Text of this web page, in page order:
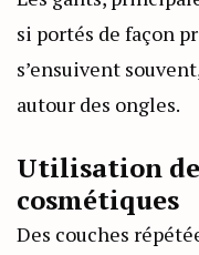
si portés de façon
s’ensuivent
autour des ongles.
Utilisation
cosmétiques
Des couches